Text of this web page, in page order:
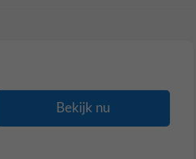
Bekijk nu